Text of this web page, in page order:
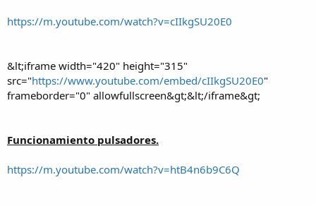
https://m.youtube.com/watch?v=cIIkgSU20E0
&lt;iframe width="420" height="315"
src="https://www.youtube.com/embed/cIIkgSU20E0"
frameborder="0" allowfullscreen&gt;&lt;/iframe&gt;
Funcionamiento pulsadores.
https://m.youtube.com/watch?v=htB4n6b9C6Q